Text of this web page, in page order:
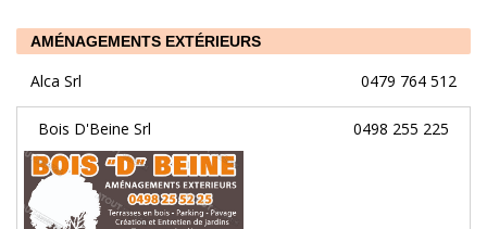
AMÉNAGEMENTS EXTÉRIEURS
Alca Srl 0479 764 512
Bois D'Beine Srl 0498 255 225